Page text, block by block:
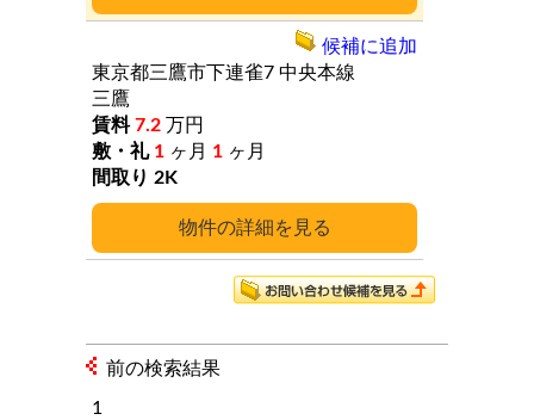
詳細
東京都三鷹市下連雀7 中央本線
三鷹
7.2 万円
1 ヶ月 1 ヶ月
2K
候補に追加
前の検索結果
1